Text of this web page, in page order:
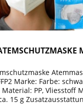
Marke: Farbe:
PP, Vliesstoff
15 g